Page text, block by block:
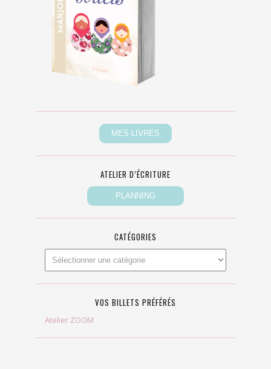
ATELIER D’ÉCRITURE
CATÉGORIES
VOS BILLETS PRÉFÉRÉS
Atelier ZOOM